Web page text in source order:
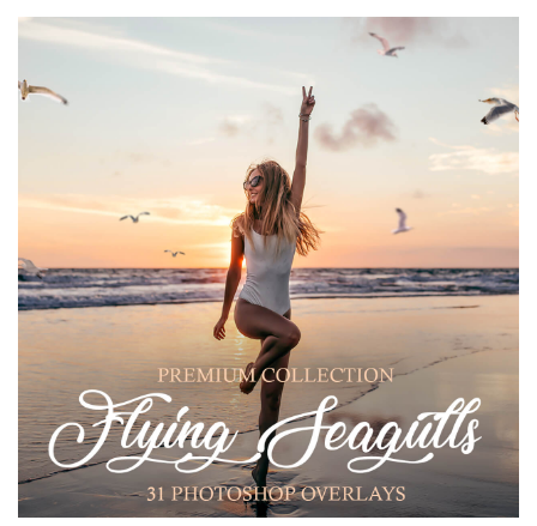
Xin hãy lựa chọn
Free PNG Overlay #25
Small 800*533px
Flying Seagulls
(31 Overlays)